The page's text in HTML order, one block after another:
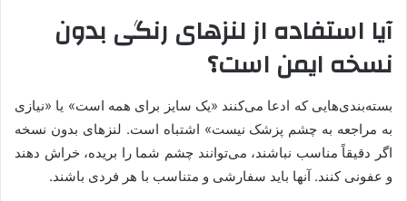
آیا استفاده از لنزهای رنگی بدون
نسخه ایمن است؟
بسته‌بندی‌هایی که ادعا می‌کنند «یک سایز برای همه است» یا «نیازی
به مراجعه به چشم پزشک نیست» اشتباه است. لنزهای بدون نسخه
اگر دقیقاً مناسب نباشند، می‌توانند چشم شما را بریده، خراش دهند
و عفونی کنند. آنها باید سفارشی و متناسب با هر فردی باشند.